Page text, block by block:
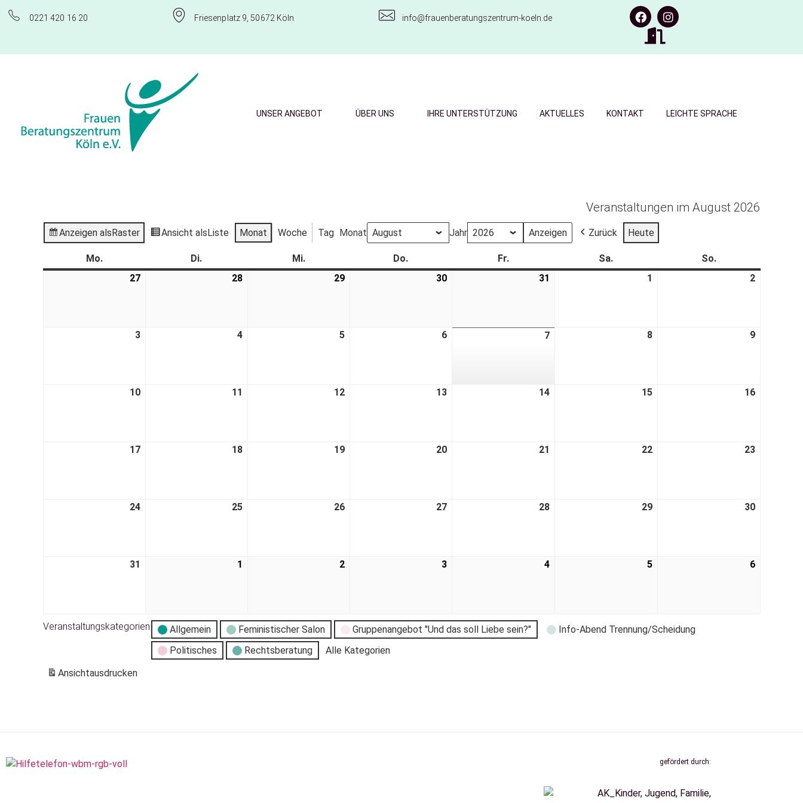
0221 420 16 20 Friesenplatz 9, 50672 Köln info@frauenberatungszentrum-koeln.de
UNSER ANGEBOT ÜBER UNS IHRE UNTERSTÜTZUNG AKTUELLES KONTAKT LEICHTE SPRACHE
Veranstaltungen im August 2026
Anzeigen alsRaster Ansicht alsListe Monat Woche Tag Monat Jahr Zurück Heute
Mo. Di. Mi. Do. Fr. Sa.
So.
27
28 29 30 31 1 2
3 4 5 6 7 8 9
10 11 12 13 14 15 16
17 18 19 20 21 22 23
24 25 26 27 28 29 30
31 1 2 3 4 5 6
Veranstaltungskategorien Allgemein Feministischer Salon Gruppenangebot "Und das soll Liebe sein?"
Info-Abend Trennung/Scheidung
Politisches
Rechtsberatung
Alle Kategorien
Ansichtausdrucken
gefördert durch: